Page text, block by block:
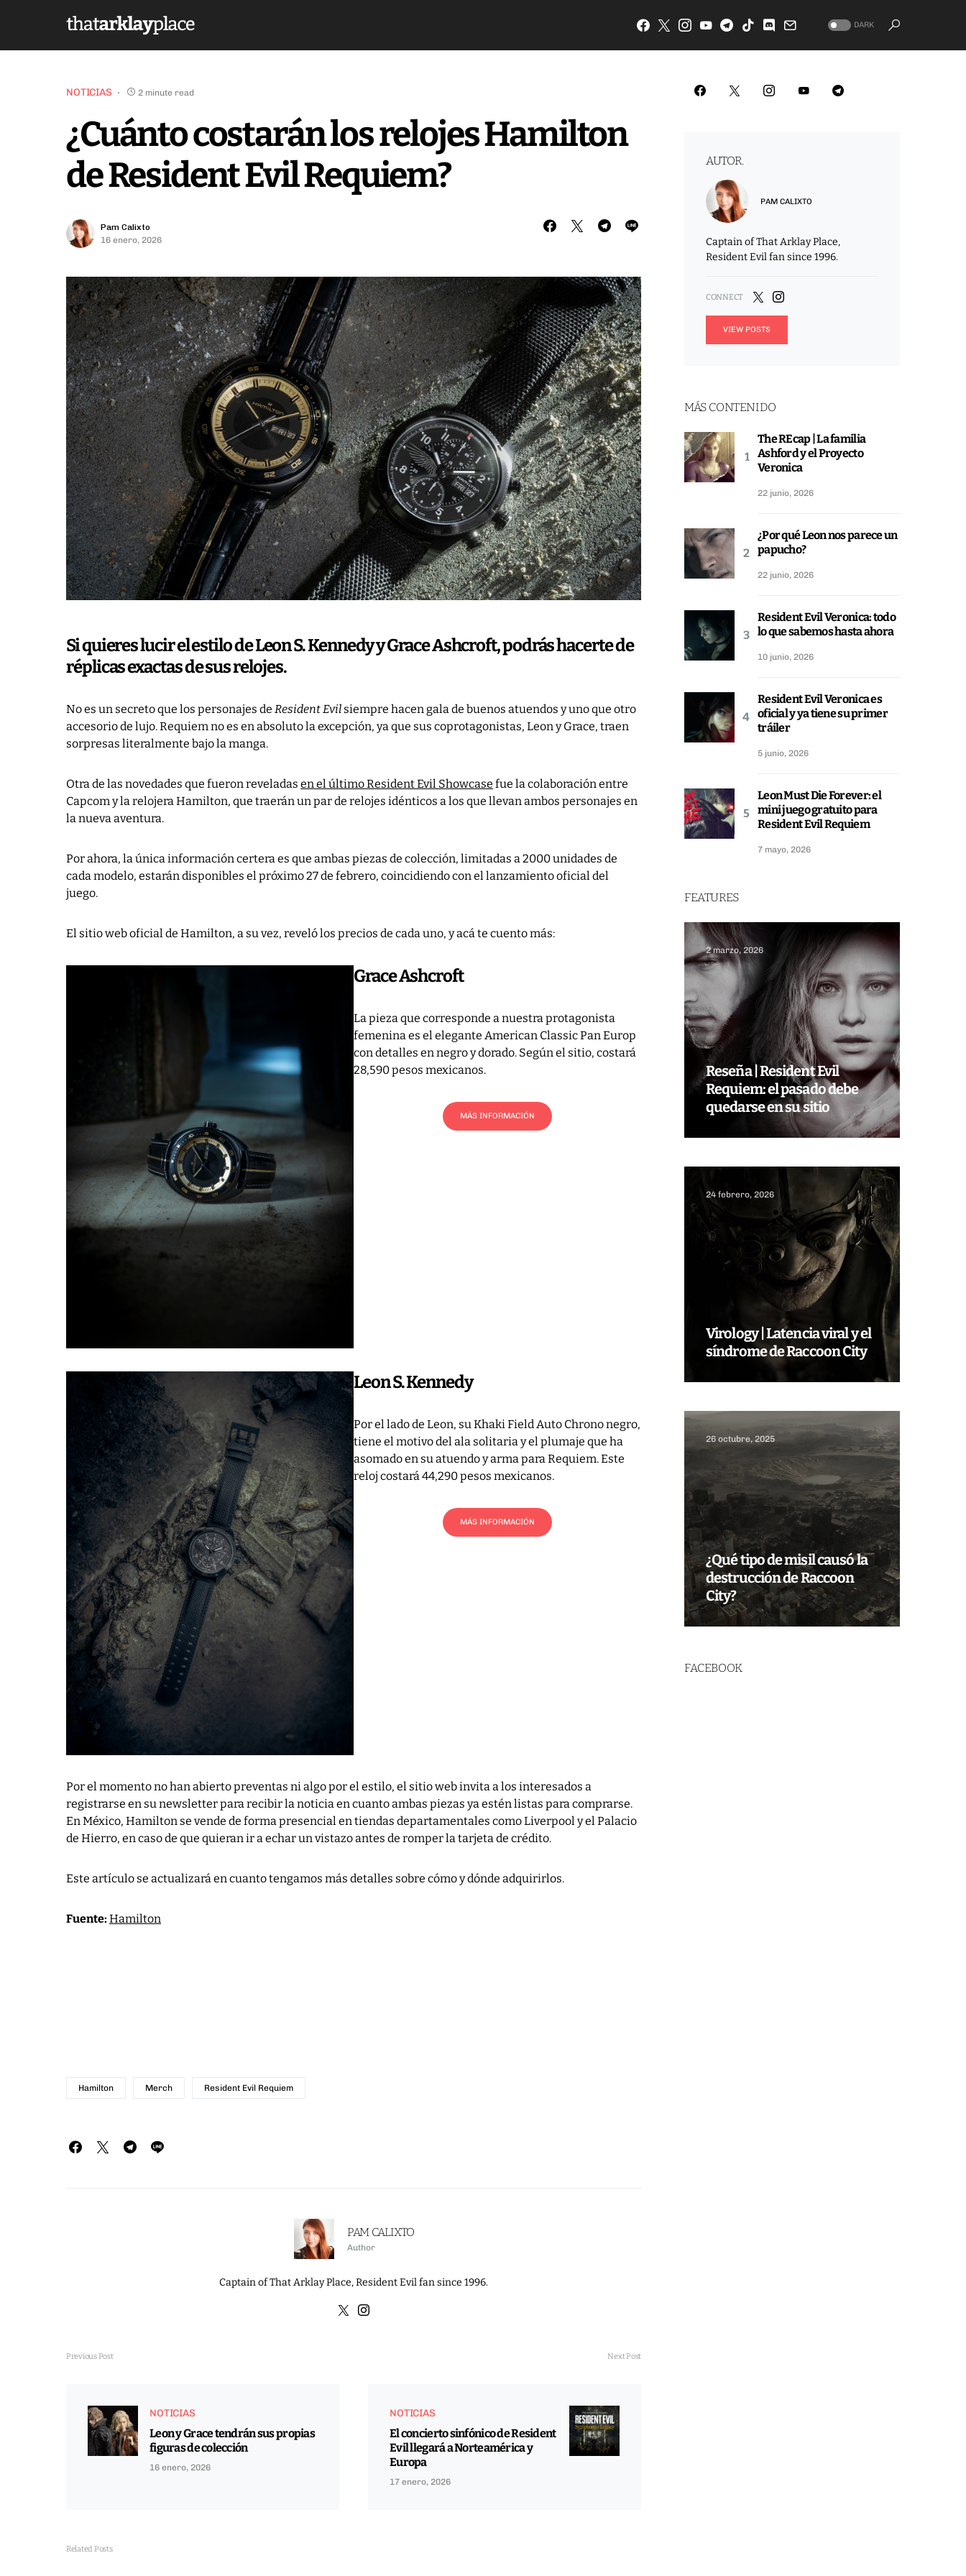
DARK
NOTICIAS 2 minute read
¿Cuánto costarán los relojes Hamilton
de Resident Evil Requiem?
Pam Calixto
16 enero, 2026
Si quieres lucir el estilo de Leon S. Kennedy y Grace Ashcroft, podrás hacerte de
réplicas exactas de sus relojes.
No es un secreto que los personajes de Resident Evil siempre hacen gala de buenos atuendos y uno que otro
accesorio de lujo. Requiem no es en absoluto la excepción, ya que sus coprotagonistas, Leon y Grace, traen
sorpresas literalmente bajo la manga.
Otra de las novedades que fueron reveladas en el último Resident Evil Showcase fue la colaboración entre
Capcom y la relojera Hamilton, que traerán un par de relojes idénticos a los que llevan ambos personajes en
la nueva aventura.
Por ahora, la única información certera es que ambas piezas de colección, limitadas a 2000 unidades de
cada modelo, estarán disponibles el próximo 27 de febrero, coincidiendo con el lanzamiento oficial del
juego.
El sitio web oficial de Hamilton, a su vez, reveló los precios de cada uno, y acá te cuento más:
Grace Ashcroft
La pieza que corresponde a nuestra protagonista
femenina es el elegante American Classic Pan Europ
con detalles en negro y dorado. Según el sitio, costará
28,590 pesos mexicanos.
MÁS INFORMACIÓN
Leon S. Kennedy
Por el lado de Leon, su Khaki Field Auto Chrono negro,
tiene el motivo del ala solitaria y el plumaje que ha
asomado en su atuendo y arma para Requiem. Este
reloj costará 44,290 pesos mexicanos.
MÁS INFORMACIÓN
Por el momento no han abierto preventas ni algo por el estilo, el sitio web invita a los interesados a
registrarse en su newsletter para recibir la noticia en cuanto ambas piezas ya estén listas para comprarse.
En México, Hamilton se vende de forma presencial en tiendas departamentales como Liverpool y el Palacio
de Hierro, en caso de que quieran ir a echar un vistazo antes de romper la tarjeta de crédito.
Este artículo se actualizará en cuanto tengamos más detalles sobre cómo y dónde adquirirlos.
Fuente: Hamilton
Hamilton Merch Resident Evil Requiem
PAM CALIXTO
Author
Captain of That Arklay Place, Resident Evil fan since 1996.
Previous Post
NOTICIAS
Leon y Grace tendrán sus propias
figuras de colección
16 enero, 2026
Next Post
NOTICIAS
El concierto sinfónico de Resident
Evil llegará a Norteamérica y
Europa
17 enero, 2026
AUTOR.
PAM CALIXTO
Captain of That Arklay Place,
Resident Evil fan since 1996.
VIEW POSTS
MÁS CONTENIDO
The REcap | La familia
Ashford y el Proyecto
Veronica
22 junio, 2026
¿Por qué Leon nos parece un
papucho?
22 junio, 2026
Resident Evil Veronica: todo
lo que sabemos hasta ahora
10 junio, 2026
Resident Evil Veronica es
oficial y ya tiene su primer
tráiler
5 junio, 2026
Leon Must Die Forever: el
mini juego gratuito para
Resident Evil Requiem
7 mayo, 2026
FEATURES
2 marzo, 2026
Reseña | Resident Evil
Requiem: el pasado debe
quedarse en su sitio
24 febrero, 2026
Virology | Latencia viral y el
síndrome de Raccoon City
26 octubre, 2025
¿Qué tipo de misil causó la
destrucción de Raccoon
City?
FACEBOOK
Related Posts